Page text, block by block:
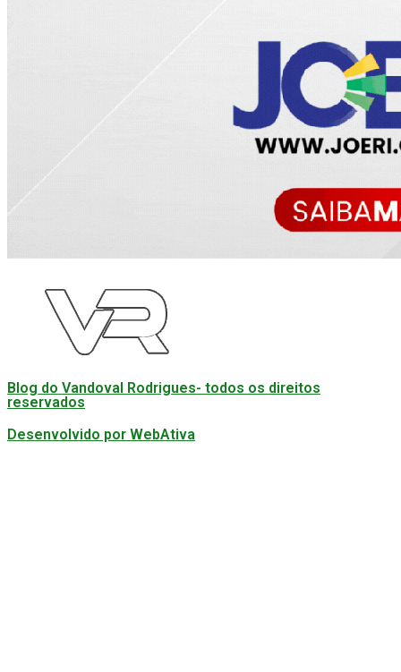
Blog do Vandoval Rodrigues- todos os direitos
reservados
Desenvolvido por WebAtiva